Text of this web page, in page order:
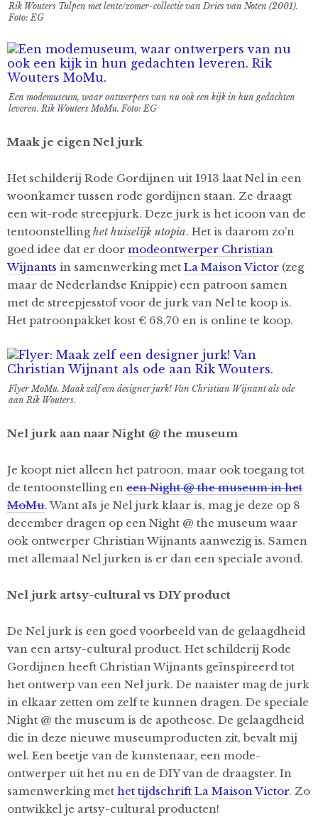
Rik Wouters Tulpen met lente/zomer-collectie van Dries van Noten (2001).
Foto: EG
Een modemuseum, waar ontwerpers van nu ook een kijk in hun gedachten
leveren. Rik Wouters MoMu. Foto: EG
Maak je eigen Nel jurk
Het schilderij Rode Gordijnen uit 1913 laat Nel in een
woonkamer tussen rode gordijnen staan. Ze draagt
een wit-rode streepjurk. Deze jurk is het icoon van de
tentoonstellinghet huiselijk utopia. Het is daarom zo’n
goed idee dat er door modeontwerper Christian
Wijnants in samenwerking met La Maison Victor (zeg
maar de Nederlandse Knippie) een patroon samen
met de streepjesstof voor de jurk van Nel te koop is.
Het patroonpakket kost € 68,70 en is online te koop.
Flyer MoMu. Maak zelf een designer jurk! Van Christian Wijnant als ode
aan Rik Wouters.
Nel jurk aan naar Night @ the museum
Je koopt niet alleen het patroon, maar ook toegang tot
de tentoonstelling en een Night @ the museum in het
MoMu. Want aIs je Nel jurk klaar is, mag je deze op 8
december dragen op een Night @ the museum waar
ook ontwerper Christian Wijnants aanwezig is. Samen
met allemaal Nel jurken is er dan een speciale avond.
Nel jurk artsy-cultural vs DIY product
De Nel jurk is een goed voorbeeld van de gelaagdheid
van een artsy-cultural product. Het schilderij Rode
Gordijnen heeft Christian Wijnants geïnspireerd tot
het ontwerp van een Nel jurk. De naaister mag de jurk
in elkaar zetten om zelf te kunnen dragen. De speciale
Night @ the museum is de apotheose. De gelaagdheid
die in deze nieuwe museumproducten zit, bevalt mij
wel. Een beetje van de kunstenaar, een mode-
ontwerper uit het nu en de DIY van de draagster. In
samenwerking met het tijdschrift La Maison Victor. Zo
ontwikkel je artsy-cultural producten!